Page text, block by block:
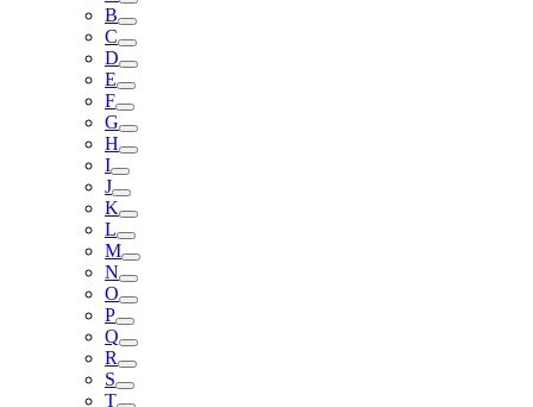
B
C
D
E
F
G
H
I
J
K
L
M
N
O
P
Q
R
S
T